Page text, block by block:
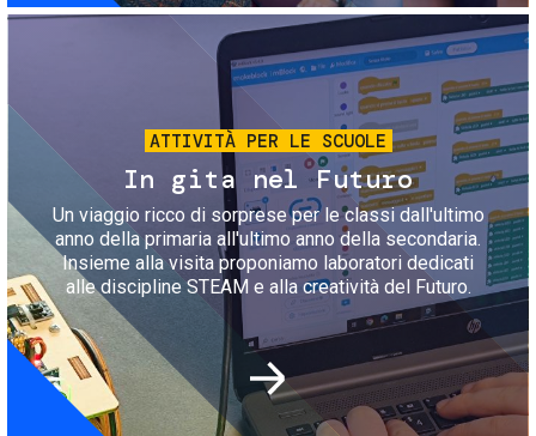
Immagine
ATTIVITÀ PER LE SCUOLE
In gita nel Futuro
Un viaggio ricco di sorprese per le classi dall'ultimo
anno della primaria all'ultimo anno della secondaria.
Insieme alla visita proponiamo laboratori dedicati
alle discipline STEAM e alla creatività del Futuro.